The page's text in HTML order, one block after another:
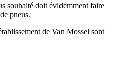
souhaité doit évidemment faire
pneus.
de Van Mossel sont